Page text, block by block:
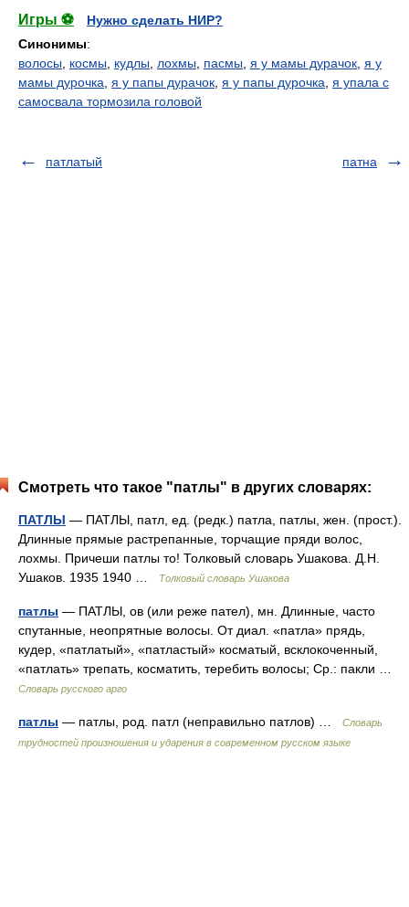
Игры ⚽
Нужно сделать НИР?
Синонимы:
волосы
космы кудлы лохмы пасмы я у мамы дурачок я у
мамы дурочка я у папы дурачок я у папы дурочка я упала с
самосвала тормозила головой
патлатый патна
Смотреть что такое "патлы" в других словарях:
ПАТЛЫ — ПАТЛЫ, патл, ед. (редк.) патла, патлы, жен. (прост.).
Длинные прямые растрепанные, торчащие пряди волос,
лохмы. Причеши патлы то! Толковый словарь Ушакова. Д.Н.
Ушаков. 1935 1940 …
Толковый словарь Ушакова
патлы — ПАТЛЫ, ов (или реже пател), мн. Длинные, часто
спутанные, неопрятные волосы. От диал. «патла» прядь,
кудер, «патлатый», «патластый» косматый, всклокоченный,
«патлать» трепать, косматить, теребить волосы; Ср.: пакли …
Словарь русского арго
патлы — патлы, род. патл (неправильно патлов) …
Словарь
трудностей произношения и ударения в современном русском языке